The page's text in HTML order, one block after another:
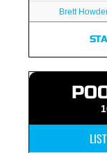
Brett